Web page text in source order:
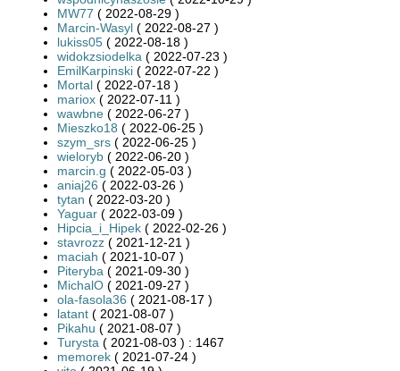
MW77 ( 2022-08-29 )
Marcin-Wasyl ( 2022-08-27 )
lukiss05 ( 2022-08-18 )
widokzsiodelka ( 2022-07-23 )
EmilKarpinski ( 2022-07-22 )
Mortal ( 2022-07-18 )
mariox ( 2022-07-11 )
wawbne ( 2022-06-27 )
Mieszko18 ( 2022-06-25 )
szym_srs ( 2022-06-25 )
wieloryb ( 2022-06-20 )
marcin.g ( 2022-05-03 )
aniaj26 ( 2022-03-26 )
tytan ( 2022-03-20 )
Yaguar ( 2022-03-09 )
Hipcia_i_Hipek ( 2022-02-26 )
stavrozz ( 2021-12-21 )
maciah ( 2021-10-07 )
Piteryba ( 2021-09-30 )
MichalO ( 2021-09-27 )
ola-fasola36 ( 2021-08-17 )
latant ( 2021-08-07 )
Pikahu ( 2021-08-07 )
Turysta ( 2021-08-03 ) : 1467
memorek ( 2021-07-24 )